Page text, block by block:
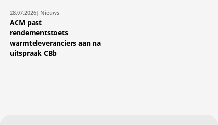
28.07.2026| Nieuws
ACM past
rendementstoets
warmteleveranciers aan na
uitspraak CBb